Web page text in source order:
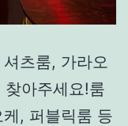
츠룸, 가라오
아주세요!룸
, 퍼블릭룸 등